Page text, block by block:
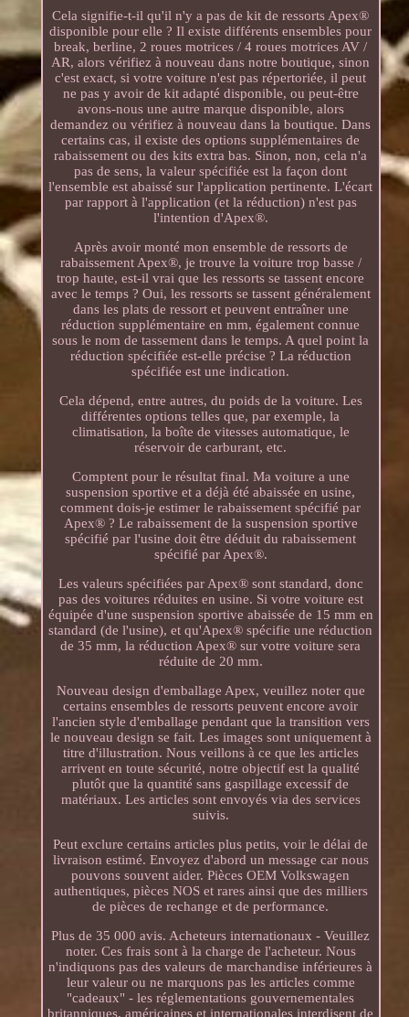
Cela signifie-t-il qu'il n'y a pas de kit de ressorts Apex®
disponible pour elle ? Il existe différents ensembles pour
break, berline, 2 roues motrices / 4 roues motrices AV /
AR, alors vérifiez à nouveau dans notre boutique, sinon
c'est exact, si votre voiture n'est pas répertoriée, il peut
ne pas y avoir de kit adapté disponible, ou peut-être
avons-nous une autre marque disponible, alors
demandez ou vérifiez à nouveau dans la boutique. Dans
certains cas, il existe des options supplémentaires de
rabaissement ou des kits extra bas. Sinon, non, cela n'a
pas de sens, la valeur spécifiée est la façon dont
l'ensemble est abaissé sur l'application pertinente. L'écart
par rapport à l'application (et la réduction) n'est pas
l'intention d'Apex®.
Après avoir monté mon ensemble de ressorts de
rabaissement Apex®, je trouve la voiture trop basse /
trop haute, est-il vrai que les ressorts se tassent encore
avec le temps ? Oui, les ressorts se tassent généralement
dans les plats de ressort et peuvent entraîner une
réduction supplémentaire en mm, également connue
sous le nom de tassement dans le temps. A quel point la
réduction spécifiée est-elle précise ? La réduction
spécifiée est une indication.
Cela dépend, entre autres, du poids de la voiture. Les
différentes options telles que, par exemple, la
climatisation, la boîte de vitesses automatique, le
réservoir de carburant, etc.
Comptent pour le résultat final. Ma voiture a une
suspension sportive et a déjà été abaissée en usine,
comment dois-je estimer le rabaissement spécifié par
Apex® ? Le rabaissement de la suspension sportive
spécifié par l'usine doit être déduit du rabaissement
spécifié par Apex®.
Les valeurs spécifiées par Apex® sont standard, donc
pas des voitures réduites en usine. Si votre voiture est
équipée d'une suspension sportive abaissée de 15 mm en
standard (de l'usine), et qu'Apex® spécifie une réduction
de 35 mm, la réduction Apex® sur votre voiture sera
réduite de 20 mm.
Nouveau design d'emballage Apex, veuillez noter que
certains ensembles de ressorts peuvent encore avoir
l'ancien style d'emballage pendant que la transition vers
le nouveau design se fait. Les images sont uniquement à
titre d'illustration. Nous veillons à ce que les articles
arrivent en toute sécurité, notre objectif est la qualité
plutôt que la quantité sans gaspillage excessif de
matériaux. Les articles sont envoyés via des services
suivis.
Peut exclure certains articles plus petits, voir le délai de
livraison estimé. Envoyez d'abord un message car nous
pouvons souvent aider. Pièces OEM Volkswagen
authentiques, pièces NOS et rares ainsi que des milliers
de pièces de rechange et de performance.
Plus de 35 000 avis. Acheteurs internationaux - Veuillez
noter. Ces frais sont à la charge de l'acheteur. Nous
n'indiquons pas des valeurs de marchandise inférieures à
leur valeur ou ne marquons pas les articles comme
"cadeaux" - les réglementations gouvernementales
britanniques, américaines et internationales interdisent de